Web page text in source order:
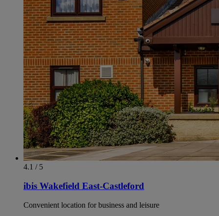
4.1 / 5
ibis Wakefield East-Castleford
Convenient location for business and leisure